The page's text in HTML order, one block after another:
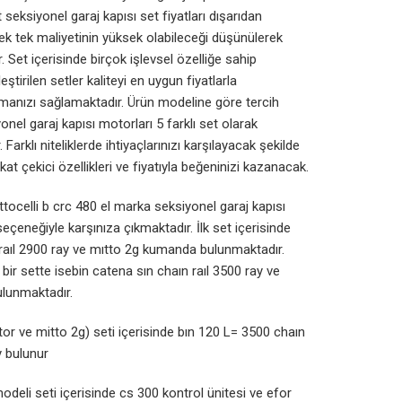
seksiyonel garaj kapısı set fiyatları dışarıdan
tek maliyetinin yüksek olabileceği düşünülerek
Set içerisinde birçok işlevsel özelliğe sahip
setler kaliteyi en uygun fiyatlarla
sağlamaktadır. Ürün modeline göre tercih
garaj kapısı motorları 5 farklı set olarak
Farklı niteliklerde ihtiyaçlarınızı karşılayacak şekilde
çekici özellikleri ve fiyatıyla beğeninizi kazanacak.
b crc 480 el marka seksiyonel garaj kapısı
karşınıza çıkmaktadır. İlk set içerisinde
2900 ray ve mıtto 2g kumanda bulunmaktadır.
sette isebin catena sın chaın raıl 3500 ray ve
ve mitto 2g) seti içerisinde bın 120 L= 3500 chaın
bulunur
seti içerisinde cs 300 kontrol ünitesi ve efor